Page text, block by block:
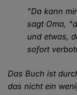
"Da kann
sagt Oma,
und etwas,
sofort
Das Buch ist
das nicht ein